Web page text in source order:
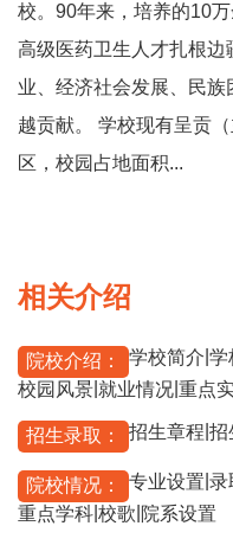
校。90年来，培养的10
高级医药卫生人才扎根
业、经济社会发展、民
越贡献。 学校现有呈贡
区，校园占地面积...
相关介绍
院校介绍： 学校简介 学
校园风景 就业情况 重点
招生录取： 招生章程 招
院校情况： 专业设置 录
重点学科 校歌 院系设置